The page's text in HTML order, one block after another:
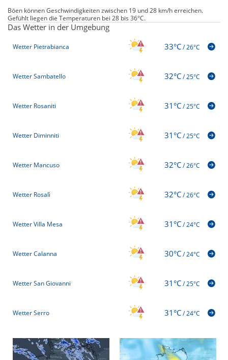
Böen können Geschwindigkeiten zwischen 19 und 28 km/h erreichen.
Gefühlt liegen die Temperaturen bei 28 bis 36°C.
Das Wetter in der Umgebung
Wetter Pietrabianca 33°C/26°C
Wetter Sambatello 32°C/25°C
Wetter Rosaniti 31°C/25°C
Wetter Diminniti 31°C/25°C
Wetter Mancuso 32°C/26°C
Wetter Rosalì 32°C/26°C
Wetter Villa Mesa 31°C/24°C
Wetter Calanna 30°C/24°C
Wetter San Giovanni 31°C/25°C
Wetter Serro 31°C/24°C